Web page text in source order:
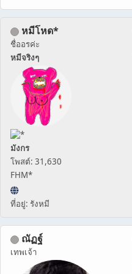
หมีโหด*
ชื่ออรค่ะ
หมีจริงๆ
มังกร
โพสต์: 31,630
FHM*
ที่อยู่: รังหมี
ณัฏฐ์
เทพเจ้า